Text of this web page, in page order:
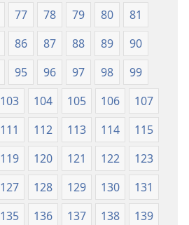
77 78 79 80
81
86 87 88 89
90
95 96 97 98
99
103 104 105 106
107
111 112 113 114
115
119 120 121 122
123
127 128 129 130
131
135 136 137 138
139